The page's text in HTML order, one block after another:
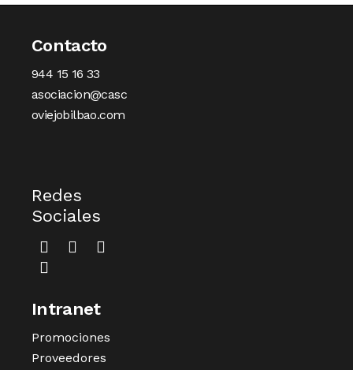
Contacto
944 15 16 33
asociacion@casc
oviejobilbao.com
Redes
Sociales
Intranet
Promociones
Proveedores